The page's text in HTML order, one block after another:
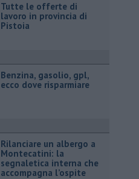
​Tutte le offerte di
lavoro in provincia di
Pistoia
​Benzina, gasolio, gpl,
ecco dove risparmiare
Rilanciare un albergo a
Montecatini: la
segnaletica interna che
accompagna l’ospite